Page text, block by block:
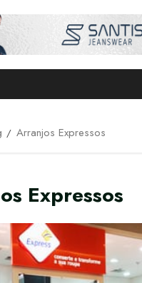
Arranjos Expressos
Expressos